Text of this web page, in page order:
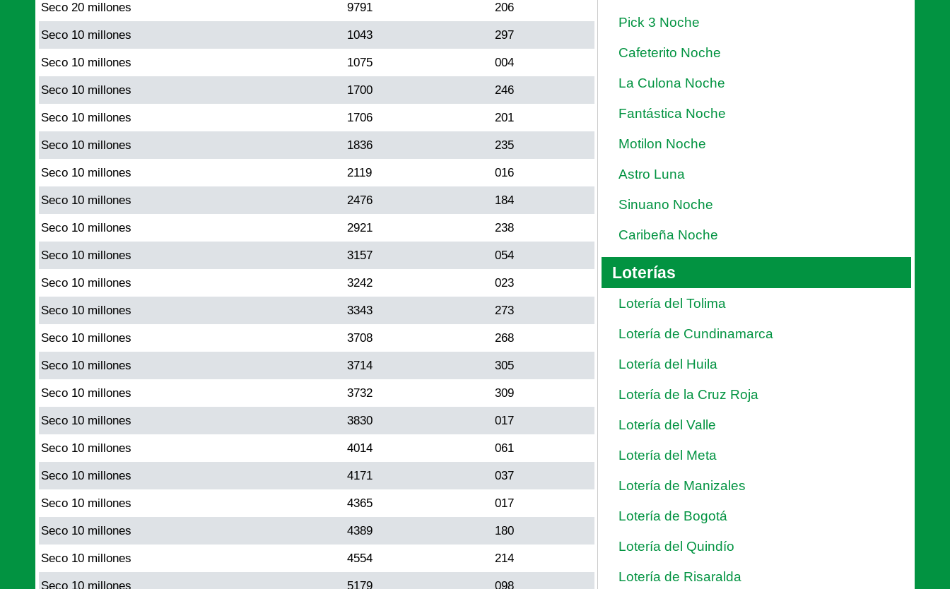
Seco 20 millones 9791 206
Seco 10 millones 1043 297
Seco 10 millones 1075 004
Seco 10 millones 1700 246
Seco 10 millones 1706 201
Seco 10 millones 1836 235
Seco 10 millones 2119 016
Seco 10 millones 2476 184
Seco 10 millones 2921 238
Seco 10 millones 3157 054
Seco 10 millones 3242 023
Seco 10 millones 3343 273
Seco 10 millones 3708 268
Seco 10 millones 3714 305
Seco 10 millones 3732 309
Seco 10 millones 3830 017
Seco 10 millones 4014 061
Seco 10 millones 4171 037
Seco 10 millones 4365 017
Seco 10 millones 4389 180
Seco 10 millones 4554 214
Seco 10 millones 5179 098
Pick 3 Noche
Cafeterito Noche
La Culona Noche
Fantástica Noche
Motilon Noche
Astro Luna
Sinuano Noche
Caribeña Noche
Loterías
Lotería del Tolima
Lotería de Cundinamarca
Lotería del Huila
Lotería de la Cruz Roja
Lotería del Valle
Lotería del Meta
Lotería de Manizales
Lotería de Bogotá
Lotería del Quindío
Lotería de Risaralda